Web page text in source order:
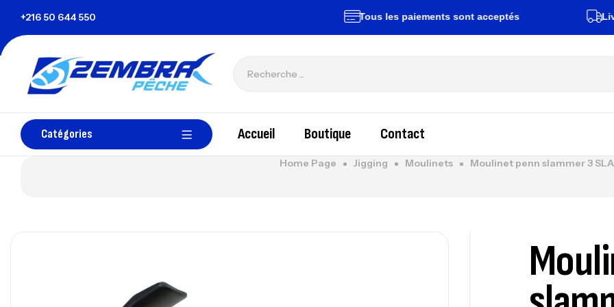
+216 50 644 550zembrapechetunisie@gmail.com Tous les paiements sont acceptés
Catégories Accueil Boutique Contact
Home Page Jigging Moulinets Moulinet penn slammer 3